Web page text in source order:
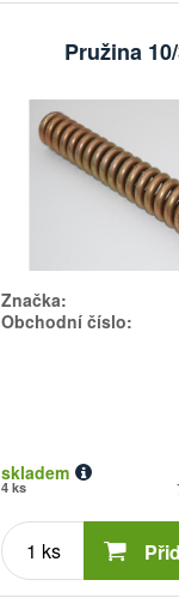
Pružina
Značka:
Obchodní číslo:
skladem
4 ks
Počet
kusů